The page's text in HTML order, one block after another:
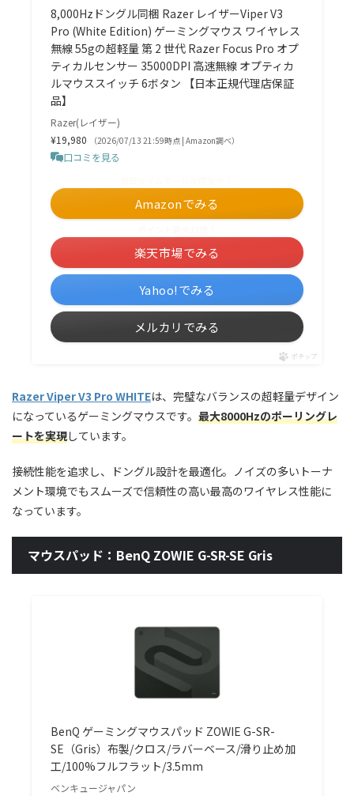
8,000Hzドングル同梱 Razer レイザーViper V3
Pro (White Edition) ゲーミングマウス ワイヤレス
無線 55gの超軽量 第 2 世代 Razer Focus Pro オプ
ティカルセンサー 35000DPI 高速無線 オプティカ
ルマウススイッチ 6ボタン 【日本正規代理店保証
品】
Razer(レイザー)
¥19,980
（2026/07/13 21:59時点 | Amazon調べ）
口コミを見る
Amazonでみる
楽天市場でみる
Yahoo!でみる
メルカリでみる
ポチップ
Razer Viper V3 Pro WHITEは、完璧なバランスの超軽量デザイン
になっているゲーミングマウスです。 最大8000Hzのポーリングレ
ートを実現しています。
接続性能を追求し、ドングル設計を最適化。ノイズの多いトーナ
メント環境でもスムーズで信頼性の高い最高のワイヤレス性能に
なっています。
マウスパッド：BenQ ZOWIE G-SR-SE Gris
BenQ ゲーミングマウスパッド ZOWIE G-SR-
SE（Gris）布製/クロス/ラバーベース/滑り止め加
工/100%フルフラット/3.5mm
ベンキュージャパン